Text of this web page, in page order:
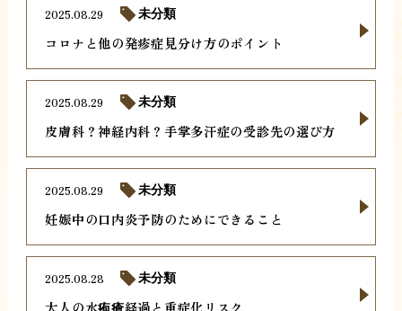
コロナと他の発疹症見分け方のポイント
2025.08.29 未分類
皮膚科？神経内科？手掌多汗症の受診先の選び方
2025.08.29 未分類
妊娠中の口内炎予防のためにできること
2025.08.29 未分類
大人の水疱瘡経過と重症化リスク
2025.08.28 未分類